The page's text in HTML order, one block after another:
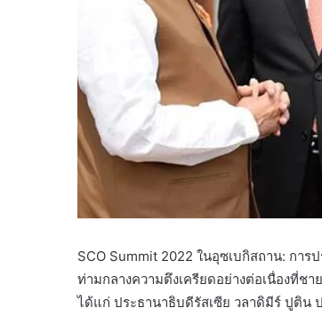
SCO Summit 2022 ในอุซเบกิสถาน: กา
ท่ามกลางความตึงเครียดอย่างต่อเนื่องที่ช
ได้แก่ ประธานาธิบดีรัสเซีย วลาดิมีร์ ปูติน